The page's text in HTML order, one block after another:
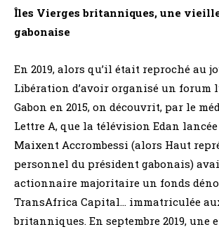
Îles Vierges britanniques, une
gabonaise
En 2019, alors qu’il était reproché au
Libération d’avoir organisé un forum
Gabon en 2015, on découvrit, par le
Lettre A, que la télévision Edan lancée
Maixent Accrombessi (alors Haut
personnel du président gabonais)
actionnaire majoritaire un fonds
TransAfrica Capital… immatriculée
britanniques. En septembre 2019, une